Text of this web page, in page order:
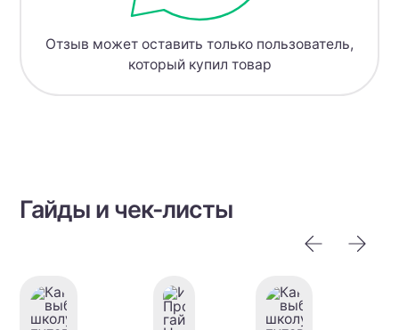
Отзыв может оставить только пользователь,
который купил товар
Гайды и чек-листы